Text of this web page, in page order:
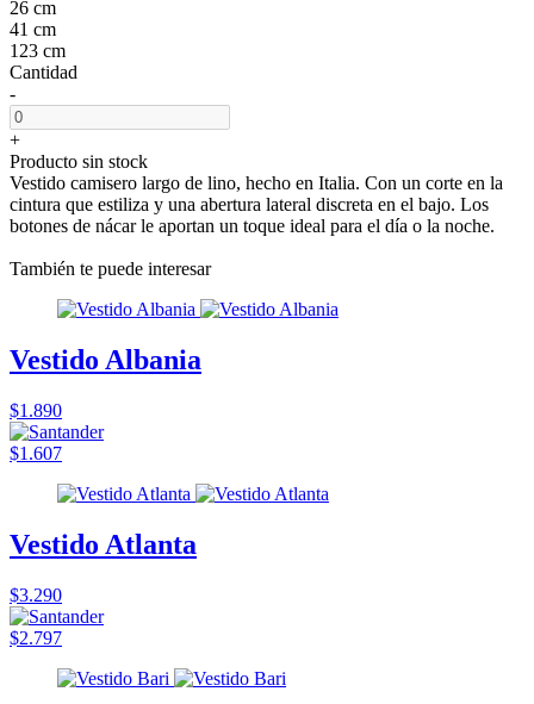
26 cm
41 cm
123 cm
Cantidad
-
+
Producto sin stock
Vestido camisero largo de lino, hecho en Italia. Con un corte en la
cintura que estiliza y una abertura lateral discreta en el bajo. Los
botones de nácar le aportan un toque ideal para el día o la noche.
También te puede interesar
Vestido Albania
$1.890
$1.607
Vestido Atlanta
$3.290
$2.797